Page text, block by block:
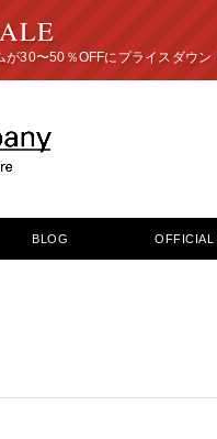
〜50％OFFにプラ
BLOG OFFICIAL